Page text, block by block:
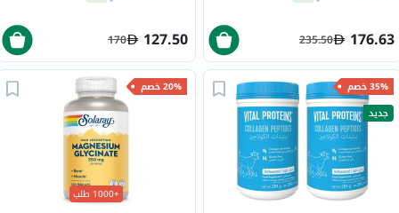
176.63
235.50
127.50
170
35% خصم
جديد
20% خصم
+1000 طلب